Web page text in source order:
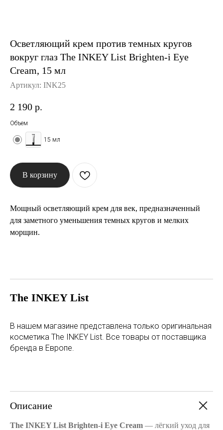
Осветляющий крем против темных кругов
вокруг глаз The INKEY List Brighten-i Eye
Cream, 15 мл
Артикул: INK25
2 190 р.
Объем
15 мл
В корзину
Мощный осветляющий крем для век, предназначенный
для заметного уменьшения темных кругов и мелких
морщин.
The INKEY List
В нашем магазине представлена только оригинальная
косметика The INKEY List. Все товары от поставщика
бренда в Европе.
Описание
The INKEY List Brighten-i Eye Cream — лёгкий уход для
Блог